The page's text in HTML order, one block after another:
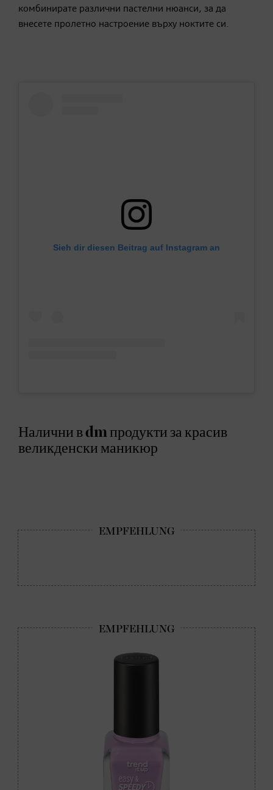
комбинирате различни пастелни нюанси, за да
внесете пролетно настроение върху ноктите си.
Sieh dir diesen Beitrag auf Instagram an
Налични в dm продукти за красив
великденски маникюр